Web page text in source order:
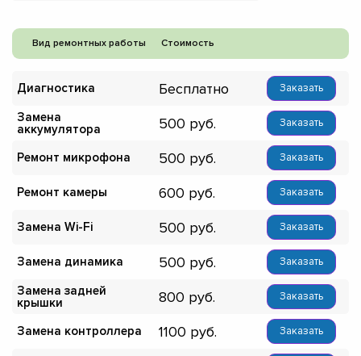
Вид ремонтных работы Стоимость
Диагностика Бесплатно Заказать
Замена
аккумулятора
500 Заказать
Ремонт микрофона 500 Заказать
Ремонт камеры 600 Заказать
Замена Wi-Fi 500 Заказать
Замена динамика 500 Заказать
Замена задней
крышки
800 Заказать
Замена контроллера 1100 Заказать